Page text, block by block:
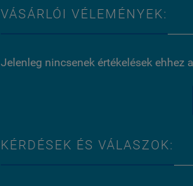
VÁSÁRLÓI VÉLEMÉNYEK:
Jelenleg nincsenek értékelések ehhez
KÉRDÉSEK ÉS VÁLASZOK: